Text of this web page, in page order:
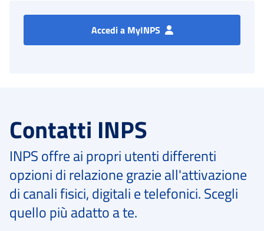
Accedi a MyINPS
Contatti INPS
INPS offre ai propri utenti differenti
opzioni di relazione grazie all'attivazione
di canali fisici, digitali e telefonici. Scegli
quello più adatto a te.